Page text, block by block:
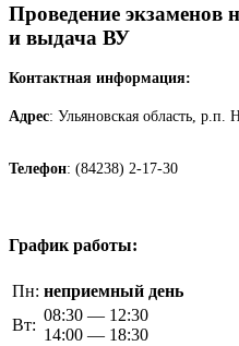
Проведение экзаменов
и выдача ВУ
Контактная информация:
Адрес: Ульяновская область, р.п.
Телефон: (84238) 2-17-30
График работы:
Пн: неприемный день
Вт:
08:30 — 12:30
14:00 — 18:30